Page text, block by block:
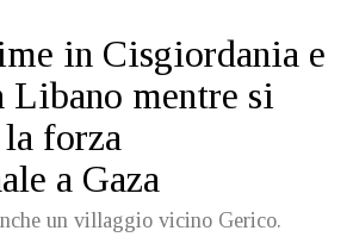
in Cisgiordania e
mentre si
forza
a Gaza
un villaggio vicino Gerico.